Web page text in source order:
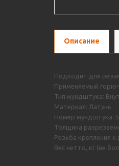
Описание
Подходит для
Применяемый
Тип мундштука:
Материал: Латунь
Номер мундштука: 5
Толщина
Резьба крепления к
Вес нетто, кг (не